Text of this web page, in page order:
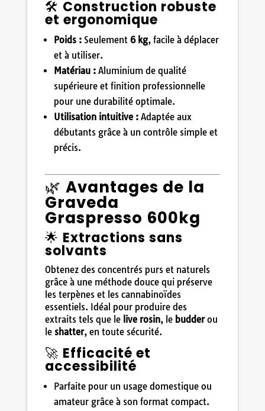
🛠️ Construction robuste
et ergonomique
Poids :Seulement 6 kg, facile à déplacer
et à utiliser.
Matériau :Aluminium de qualité
supérieure et finition professionnelle
pour une durabilité optimale.
Utilisation intuitive :Adaptée aux
débutants grâce à un contrôle simple et
précis.
🌿 Avantages de la
Graveda
Graspresso 600kg
🌟 Extractions sans
solvants
Obtenez des concentrés purs et naturels
grâce à une méthode douce qui préserve
les terpènes et les cannabinoïdes
essentiels. Idéal pour produire des
extraits tels que le live rosin, le budderou
le shatter, en toute sécurité.
🚀 Efficacité et
accessibilité
Parfaite pour un usage domestique ou
amateur grâce à son format compact.